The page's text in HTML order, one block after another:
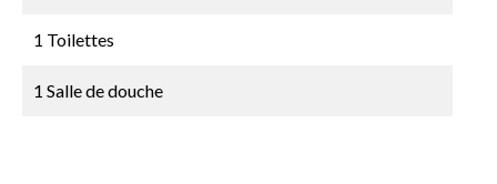
1 Toilettes
1 Salle de douche